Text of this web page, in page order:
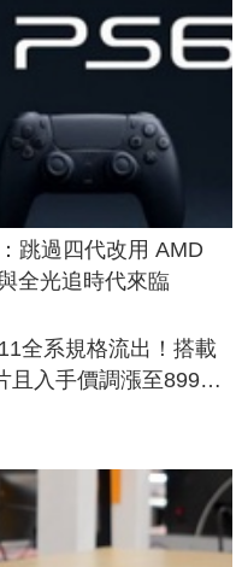
跳過四代改用 AMD
全光追時代來臨
全系規格流出！搭載
且入手價調漲至899美